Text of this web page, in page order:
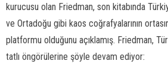
kurucusu olan Friedman, son kitabında
ve Ortadoğu gibi kaos coğrafyalarının
platformu olduğunu açıklamış. Friedman,
tatlı öngörülerine şöyle devam ediyor: